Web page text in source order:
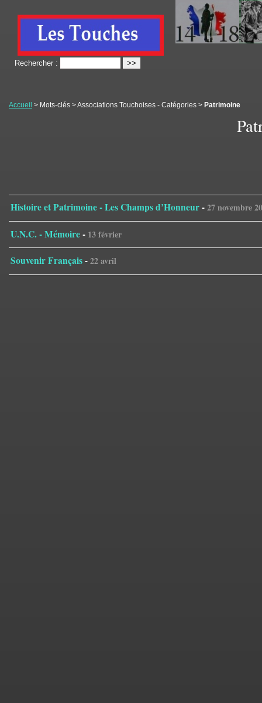
Rechercher :
Accueil > Mots-clés > Associations Touchoises - Catégories > Patrimoine
Histoire et Patrimoine - Les Champs d’Honneur-27 novembre
U.N.C. - Mémoire- 13 février
Souvenir Français-22 avril